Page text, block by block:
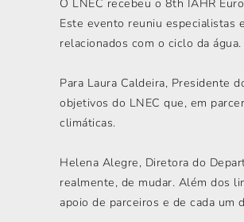
O LNEC recebeu o 8th IAHR
Este evento reuniu especialistas
relacionados com o ciclo da água.
Para Laura Caldeira, Presidente
objetivos do LNEC que, em
climáticas.
Helena Alegre, Diretora do
realmente, de mudar. Além dos
apoio de parceiros e de cada um